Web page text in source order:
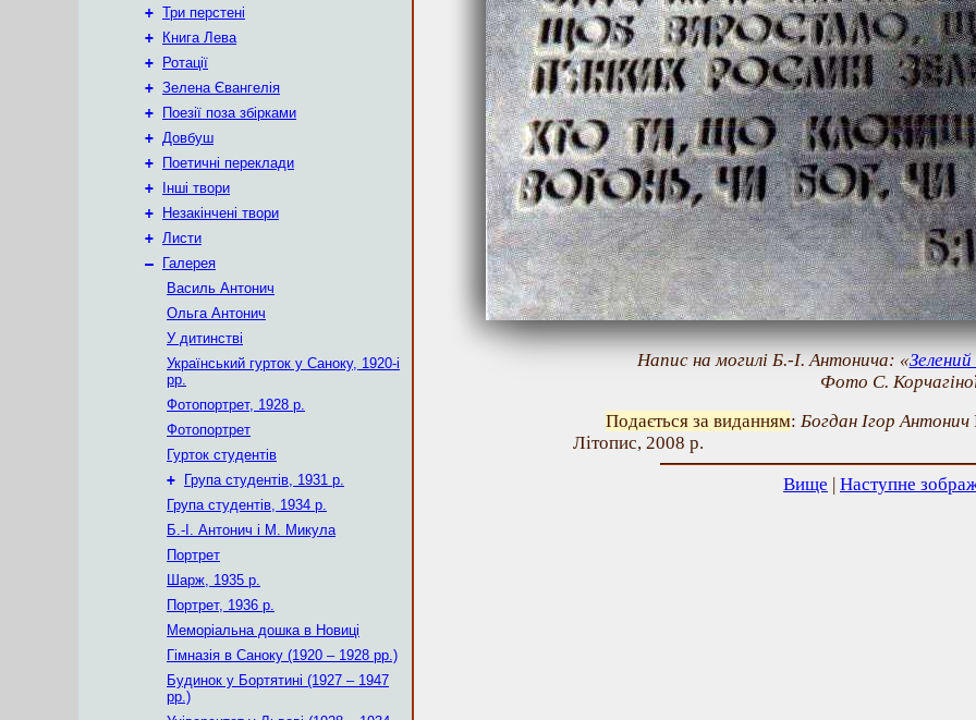
+ Три перстені
+
Книга Лева
+
Ротації
+ Зелена Євангелія
+
Поезії поза збірками
+ Довбуш
+
Поетичні переклади
+
Інші твори
+
Незакінчені твори
+ Листи
–
Галерея
Василь Антонич
Ольга Антонич
У дитинстві
Український гурток у Саноку, 1920-і
рр.
Фотопортрет, 1928 р.
Фотопортрет
Гурток студентів
+
Група студентів, 1931 р.
Група студентів, 1934 р.
Б.-І. Антонич і М. Микула
Портрет
Шарж, 1935 р.
Портрет, 1936 р.
Меморіальна дошка в Новиці
Гімназія в Саноку (1920 – 1928 рр.)
Будинок у Бортятині (1927 – 1947
рр.)
Напис на могилі Б.-І. Антонича: «
Фото С.
Подається за виданням: Богдан Ігор Антонич
Літопис, 2008 р.
Вище | Наступне